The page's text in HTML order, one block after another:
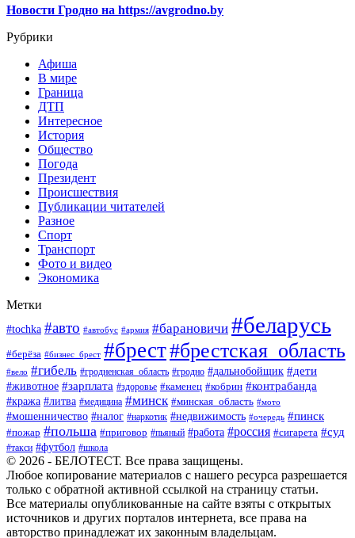
Новости Гродно на https://avgrodno.by
Рубрики
Афиша
В мире
Граница
ДТП
Интересное
История
Общество
Погода
Президент
Происшествия
Публикации читателей
Разное
Спорт
Транспорт
Фото и видео
Экономика
Метки
#tochka #авто #автобус #армия #барановичи #беларусь
#берёза #бизнес_брест #брест#брестская_область
#вело #гибель #гродненская_область #гродно #дальнобойщик #дети
#животное #зарплата #здоровье #каменец #кобрин #контрабанда
#кража #литва #медицина #минск #минская_область #мото
#мошенничество #налог #наркотик #недвижимость #очередь #пинск
#пожар #польша #приговор #пьяный #работа #россия #сигарета #суд
#такси #футбол #школа
© 2026 - БЕЛОТЕСТ. Все права защищены.
Любое копирование материалов с нашего ресурса разрешается
только с обратной активной ссылкой на страницу статьи.
Все материалы опубликованные на сайте взяты с открытых
источников и других порталов интернета, все права на
авторство принадлежат их законным владельцам.